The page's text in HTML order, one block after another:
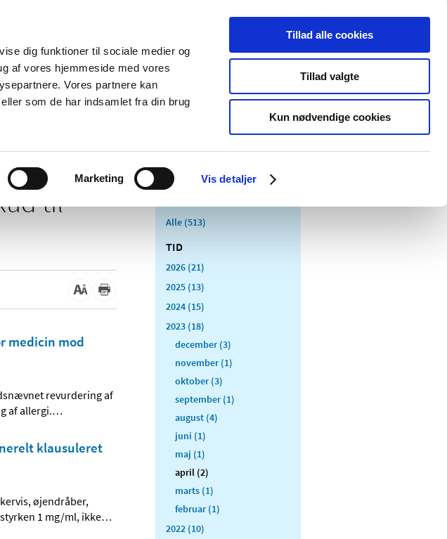
dig funktioner til sociale medier og
af vores hjemmeside med vores
Vores partnere kan
som de har indsamlet fra din brug
Marketing Vis detaljer
Tillad alle cookies
Tillad valgte
Kun nødvendige cookies
Om os Kontakt Udgivelser
Apoteker og salg af
Medicinsk
Særlige
produktområder
til
medicin mod
revurdering af
af allergi.…
klausuleret
øjendråber,
1 mg/ml, ikke…
Alle (513)
TID
2026 (21)
2025 (13)
2024 (15)
2023 (18)
december (3)
november (1)
oktober (3)
september (1)
august (4)
juni (1)
maj (1)
april (2)
marts (1)
februar (1)
2022 (10)